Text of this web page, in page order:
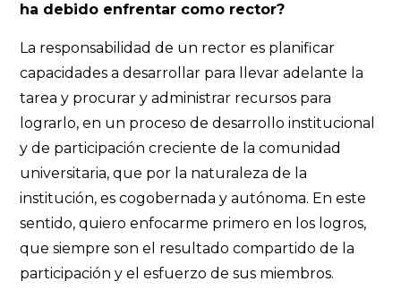
ha debido enfrentar como rector?
La responsabilidad de un rector es planificar
capacidades a desarrollar para llevar adelante la
tarea y procurar y administrar recursos para
lograrlo, en un proceso de desarrollo institucional
y de participación creciente de la comunidad
universitaria, que por la naturaleza de la
institución, es cogobernada y autónoma. En este
sentido, quiero enfocarme primero en los logros,
que siempre son el resultado compartido de la
participación y el esfuerzo de sus miembros.